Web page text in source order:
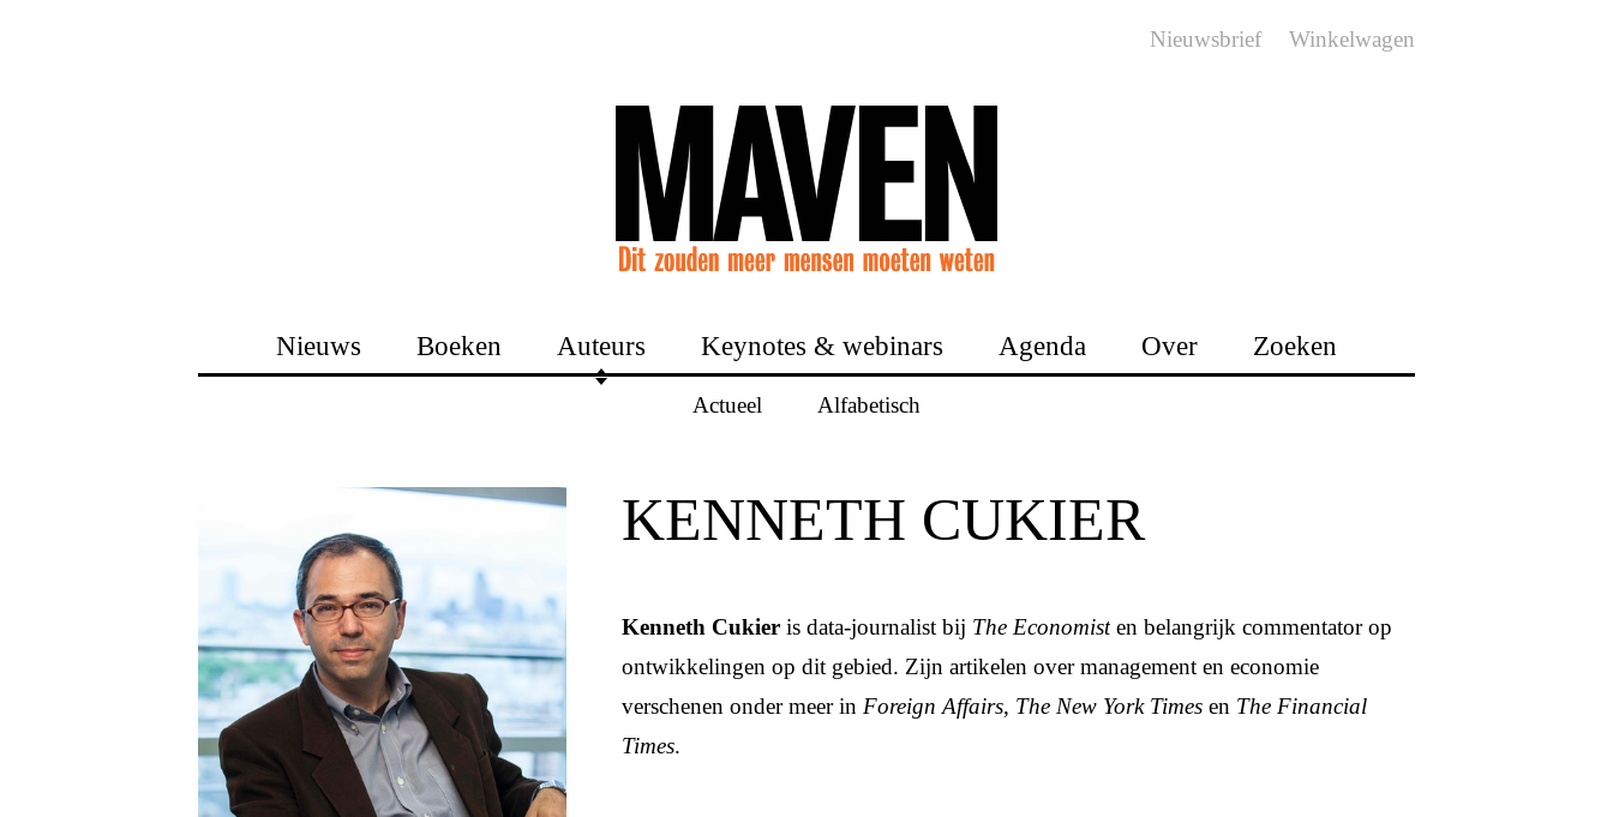
Nieuwsbrief Winkelwagen
Nieuws Boeken Auteurs
Actueel Alfabetisch
Keynotes & webinars Agenda Over Zoeken
KENNETH CUKIER
Kenneth Cukier is data-journalist bij The Economist en belangrijk commentator op
ontwikkelingen op dit gebied. Zijn artikelen over management en economie
verschenen onder meer in Foreign Affairs, The New York Times en The Financial
Times.